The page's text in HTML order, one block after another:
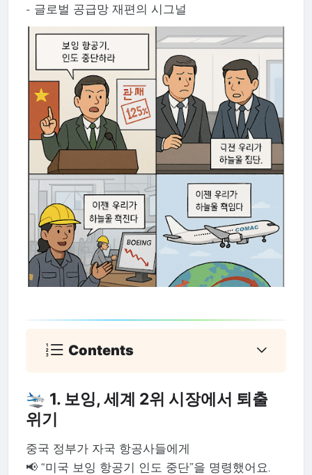
- 글로벌 공급망 재편의 시그널
Contents
🛬 1. 보잉, 세계 2위 시장에서 퇴출
위기
중국 정부가 자국 항공사들에게
📢 “미국 보잉 항공기 인도 중단”을 명령했어요.